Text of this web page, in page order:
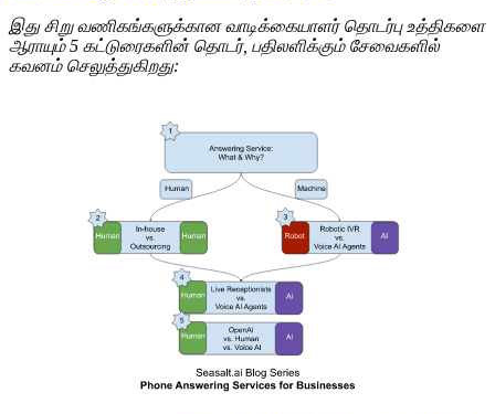
இது சிறு வணிகங்களுக்கான வாடிக்கையாளர் தொடர்பு உத்திகளை
ஆராயும் 5 கட்டுரைகளின் தொடர், பதிலளிக்கும் சேவைகளில்
கவனம் செலுத்துகிறது: